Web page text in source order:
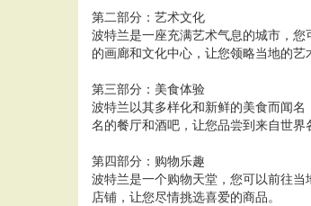
第二部分：艺术文化
波特兰是一座充满艺术气息的城市，
的画廊和文化中心，让您领略当地的艺
第三部分：美食体验
波特兰以其多样化和新鲜的美食而闻
名的餐厅和酒吧，让您品尝到来自世界
第四部分：购物乐趣
波特兰是一个购物天堂，您可以前往
店铺，让您尽情挑选喜爱的商品。